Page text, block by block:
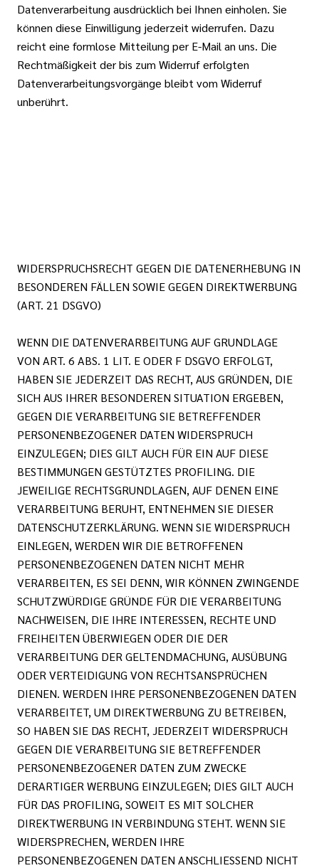
Datenverarbeitung ausdrücklich bei Ihnen einholen. Sie
können diese Einwilligung jederzeit widerrufen. Dazu
reicht eine formlose Mitteilung per E-Mail an uns. Die
Rechtmäßigkeit der bis zum Widerruf erfolgten
Datenverarbeitungsvorgänge bleibt vom Widerruf
unberührt.
WIDERSPRUCHSRECHT GEGEN DIE DATENERHEBUNG IN
BESONDEREN FÄLLEN SOWIE GEGEN DIREKTWERBUNG
(ART. 21 DSGVO)
WENN DIE DATENVERARBEITUNG AUF GRUNDLAGE
VON ART. 6 ABS. 1 LIT. E ODER F DSGVO ERFOLGT,
HABEN SIE JEDERZEIT DAS RECHT, AUS GRÜNDEN, DIE
SICH AUS IHRER BESONDEREN SITUATION ERGEBEN,
GEGEN DIE VERARBEITUNG SIE BETREFFENDER
PERSONENBEZOGENER DATEN WIDERSPRUCH
EINZULEGEN; DIES GILT AUCH FÜR EIN AUF DIESE
BESTIMMUNGEN GESTÜTZTES PROFILING. DIE
JEWEILIGE RECHTSGRUNDLAGEN, AUF DENEN EINE
VERARBEITUNG BERUHT, ENTNEHMEN SIE DIESER
DATENSCHUTZERKLÄRUNG. WENN SIE WIDERSPRUCH
EINLEGEN, WERDEN WIR DIE BETROFFENEN
PERSONENBEZOGENEN DATEN NICHT MEHR
VERARBEITEN, ES SEI DENN, WIR KÖNNEN ZWINGENDE
SCHUTZWÜRDIGE GRÜNDE FÜR DIE VERARBEITUNG
NACHWEISEN, DIE IHRE INTERESSEN, RECHTE UND
FREIHEITEN ÜBERWIEGEN ODER DIE DER
VERARBEITUNG DER GELTENDMACHUNG, AUSÜBUNG
ODER VERTEIDIGUNG VON RECHTSANSPRÜCHEN
DIENEN. WERDEN IHRE PERSONENBEZOGENEN DATEN
VERARBEITET, UM DIREKTWERBUNG ZU BETREIBEN,
SO HABEN SIE DAS RECHT, JEDERZEIT WIDERSPRUCH
GEGEN DIE VERARBEITUNG SIE BETREFFENDER
PERSONENBEZOGENER DATEN ZUM ZWECKE
DERARTIGER WERBUNG EINZULEGEN; DIES GILT AUCH
FÜR DAS PROFILING, SOWEIT ES MIT SOLCHER
DIREKTWERBUNG IN VERBINDUNG STEHT. WENN SIE
WIDERSPRECHEN, WERDEN IHRE
PERSONENBEZOGENEN DATEN ANSCHLIESSEND NICHT